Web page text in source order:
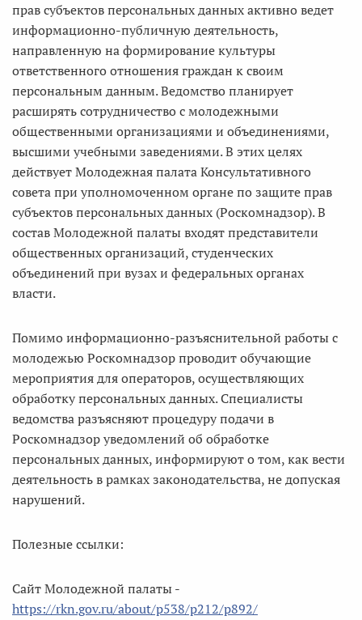
прав субъектов персональных данных активно ведет
информационно-публичную деятельность,
направленную на формирование культуры
ответственного отношения граждан к своим
персональным данным. Ведомство планирует
расширять сотрудничество с молодежными
общественными организациями и объединениями,
высшими учебными заведениями. В этих целях
действует Молодежная палата Консультативного
совета при уполномоченном органе по защите прав
субъектов персональных данных (Роскомнадзор). В
состав Молодежной палаты входят представители
общественных организаций, студенческих
объединений при вузах и федеральных органах
власти.
Помимо информационно-разъяснительной работы с
молодежью Роскомнадзор проводит обучающие
мероприятия для операторов, осуществляющих
обработку персональных данных. Специалисты
ведомства разъясняют процедуру подачи в
Роскомнадзор уведомлений об обработке
персональных данных, информируют о том, как вести
деятельность в рамках законодательства, не допуская
нарушений.
Полезные ссылки:
Сайт Молодежной палаты -
https://rkn.gov.ru/about/p538/p212/p892/